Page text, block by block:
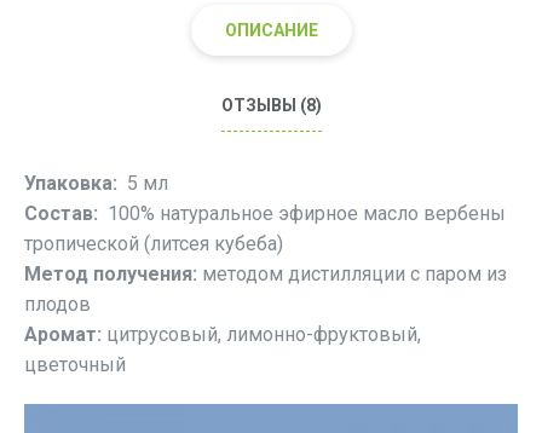
ОПИСАНИЕ
ОТЗЫВЫ (8)
Упаковка: 5 мл
Состав: 100% натуральное эфирное масло вербены
тропической (литсея кубеба)
Метод получения: методом дистилляции с паром из
плодов
Аромат: цитрусовый, лимонно-фруктовый,
цветочный